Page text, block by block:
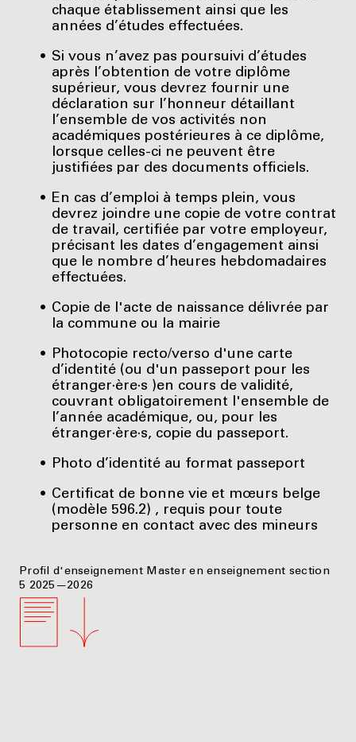
chaque établissement ainsi que les
années d’études effectuées.
Si vous n’avez pas poursuivi d’études
après l’obtention de votre diplôme
supérieur, vous devrez fournir une
déclaration sur l’honneur détaillant
l’ensemble de vos activités non
académiques postérieures à ce diplôme,
lorsque celles-ci ne peuvent être
justifiées par des documents officiels.
En cas d’emploi à temps plein, vous
devrez joindre une copie de votre contrat
de travail, certifiée par votre employeur,
précisant les dates d’engagement ainsi
que le nombre d’heures hebdomadaires
effectuées.
Copie de l'acte de naissance délivrée par
la commune ou la mairie
Photocopie recto/verso d'une carte
d’identité (ou d'un passeport pour les
étranger·ère·s )en cours de validité,
couvrant obligatoirement l'ensemble de
l’année académique, ou, pour les
étranger·ère·s, copie du passeport.
Photo d’identité au format passeport
Certificat de bonne vie et mœurs belge
(modèle 596.2) , requis pour toute
personne en contact avec des mineurs
Profil d'enseignement Master en enseignement section
5 2025—2026